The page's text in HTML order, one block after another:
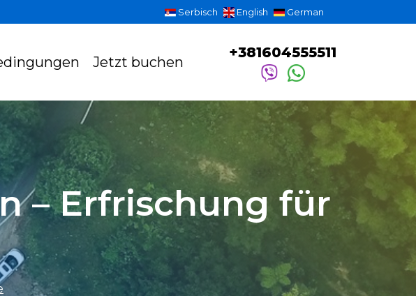
Serbisch English German
Jetzt buchen
+381604555511
– Erfrischung für